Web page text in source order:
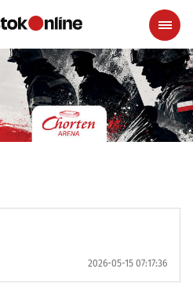
2026-05-15 07:17:36